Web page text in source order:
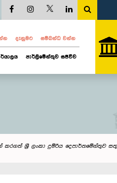
දැනුමට සම්බන්ධ වන්න
පාර්ලිමේන්තුව සජීවීව
කරගත් ශ්‍රී ලංකා දුම්රිය දෙපාර්තමේන්තුව